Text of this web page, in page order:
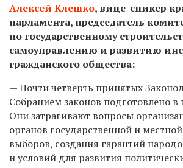
Алексей Клешко, вице-спикер
парламента, председатель
по государственному
самоуправлению и развитию
гражданского общества:
— Почти четверть принятых
Собранием законов подготовлено
Они затрагивают вопросы
органов государственной и
выборов, создания гарантий
и условий для развития